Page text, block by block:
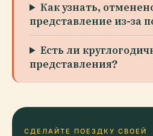
Как узнать,
представление из-за
Есть ли
представления?
СДЕЛАЙТЕ ПОЕЗДКУ СВОЕЙ